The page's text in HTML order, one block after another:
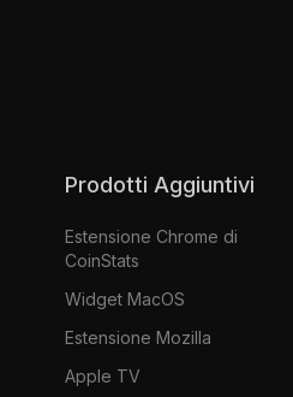
Prodotti Aggiuntivi
Estensione Chrome di
CoinStats
Widget MacOS
Estensione Mozilla
Apple TV